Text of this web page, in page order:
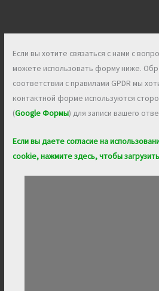
Если вы хотите связаться с нами с
можете использовать форму ниже.
соответствии с правилами GPDR мы
контактной форме используются
(Google Формы) для записи вашего
Если вы даете согласие на
cookie, нажмите здесь, чтобы